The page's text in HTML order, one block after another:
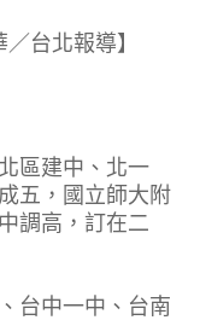
台北報導】
區建中、北一
五，國立師大附
調高，訂在二
台中一中、台南